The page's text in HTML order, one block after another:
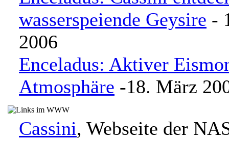
wasserspeiende Geysire -
2006
Enceladus: Aktiver
Atmosphäre -18. März
Cassini, Webseite der